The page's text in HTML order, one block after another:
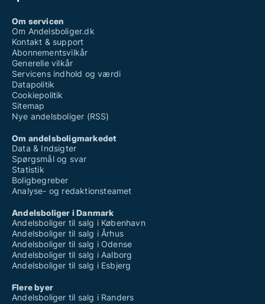
Om servicen
Om Andelsboliger.dk
Kontakt & support
Abonnementsvilkår
Generelle vilkår
Servicens indhold og værdi
Datapolitik
Cookiepolitik
Sitemap
Nye andelsboliger (RSS)
Om andelsboligmarkedet
Data & Indsigter
Spørgsmål og svar
Statistik
Boligbegreber
Analyse- og redaktionsteamet
Andelsboliger i Danmark
Andelsboliger til salg i København
Andelsboliger til salg i Århus
Andelsboliger til salg i Odense
Andelsboliger til salg i Aalborg
Andelsboliger til salg i Esbjerg
Flere byer
Andelsboliger til salg i Randers